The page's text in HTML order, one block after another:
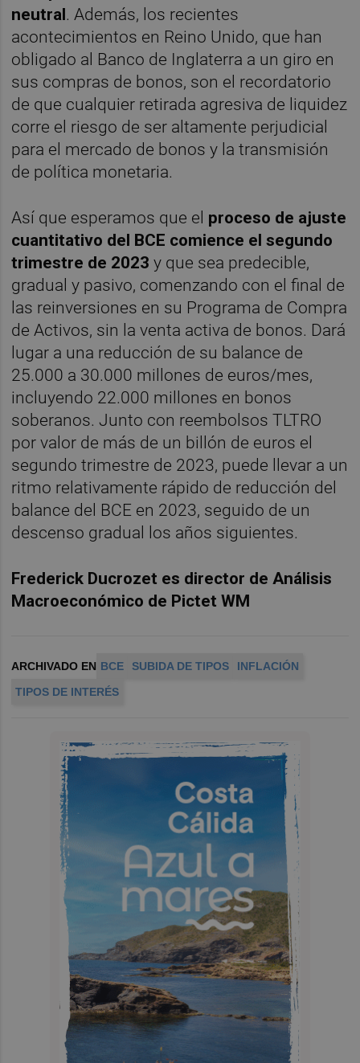
neutral. Además, los recientes
acontecimientos en Reino Unido, que han
obligado al Banco de Inglaterra a un giro en
sus compras de bonos, son el recordatorio
de que cualquier retirada agresiva de liquidez
corre el riesgo de ser altamente perjudicial
para el mercado de bonos y la transmisión
de política monetaria.
Así que esperamos que el proceso de ajuste
cuantitativo del BCE comience el segundo
trimestre de 2023 y que sea predecible,
gradual y pasivo, comenzando con el final de
las reinversiones en su Programa de Compra
de Activos, sin la venta activa de bonos. Dará
lugar a una reducción de su balance de
25.000 a 30.000 millones de euros/mes,
incluyendo 22.000 millones en bonos
soberanos. Junto con reembolsos TLTRO
por valor de más de un billón de euros el
segundo trimestre de 2023, puede llevar a un
ritmo relativamente rápido de reducción del
balance del BCE en 2023, seguido de un
descenso gradual los años siguientes.
Frederick Ducrozet es director de Análisis
Macroeconómico de Pictet WM
ARCHIVADO EN BCE SUBIDA DE TIPOS
INFLACIÓN
TIPOS DE INTERÉS